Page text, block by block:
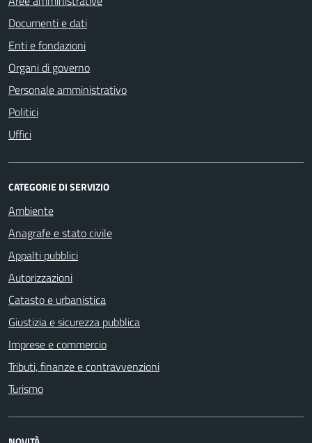
Documenti e dati
Enti e fondazioni
Organi di governo
Personale amministrativo
Politici
Uffici
CATEGORIE DI SERVIZIO
Ambiente
Anagrafe e stato civile
Appalti pubblici
Autorizzazioni
Catasto e urbanistica
Giustizia e sicurezza pubblica
Imprese e commercio
Tributi, finanze e contravvenzioni
Turismo